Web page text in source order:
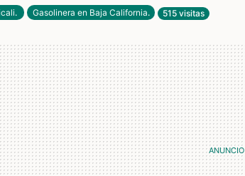
. Gasolinera en Baja California. 515 visitas